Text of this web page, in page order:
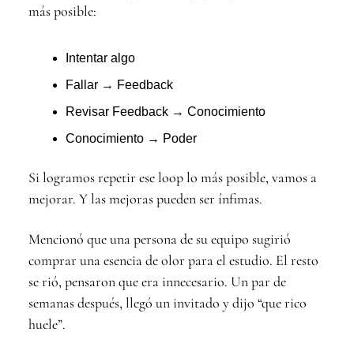
más posible:
Intentar algo
Fallar → Feedback
Revisar Feedback → Conocimiento
Conocimiento → Poder
Si logramos repetir ese loop lo más posible, vamos a
mejorar. Y las mejoras pueden ser ínfimas.
Mencionó que una persona de su equipo sugirió
comprar una esencia de olor para el estudio. El resto
se rió, pensaron que era innecesario. Un par de
semanas después, llegó un invitado y dijo “que rico
huele”.